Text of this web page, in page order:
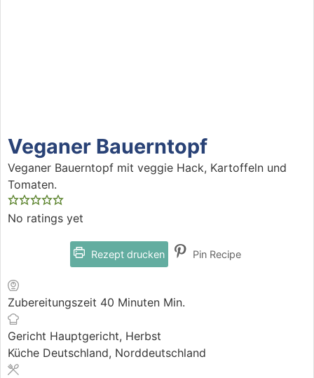
Veganer Bauerntopf
Veganer Bauerntopf mit veggie Hack, Kartoffeln und
Tomaten.
No ratings yet
Rezept drucken Pin Recipe
Zubereitungszeit 40 Minuten Min.
Gericht Hauptgericht, Herbst
Küche Deutschland, Norddeutschland